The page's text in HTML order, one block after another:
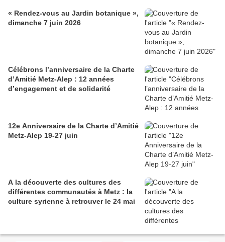
« Rendez-vous au Jardin botanique »,
dimanche 7 juin 2026
Célébrons l’anniversaire de la Charte
d’Amitié Metz-Alep : 12 années
d’engagement et de solidarité
12e Anniversaire de la Charte d’Amitié
Metz-Alep 19-27 juin
A la découverte des cultures des
différentes communautés à Metz : la
culture syrienne à retrouver le 24 mai